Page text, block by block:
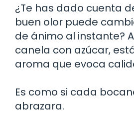
¿Te has dado cuenta
buen olor puede
de ánimo al instante?
canela con azúcar,
aroma que evoca
Es como si cada
abrazara.